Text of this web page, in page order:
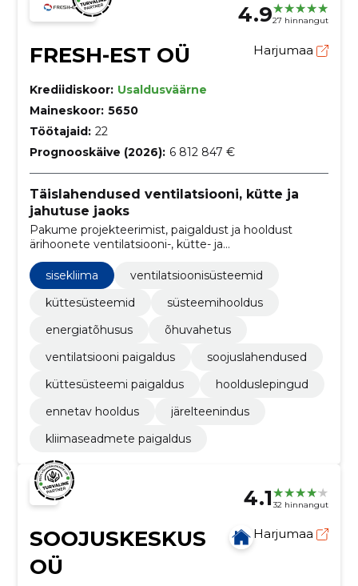
4.927 hinnangut
FRESH-EST OÜ Harjumaa
Krediidiskoor: Usaldusväärne
Maineskoor: 5650
Töötajaid: 22
Prognooskäive (2026): 6 812 847 €
Täislahendused ventilatsiooni, kütte ja
jahutuse jaoks
Pakume projekteerimist, paigaldust ja hooldust
ärihoonete ventilatsiooni-, kütte- ja
jahutussüsteemidele. Võtmetega projektitugi ja
regulaarne hooldus tagavad töökindluse ning
vastavuse nõuetele.
sisekliima
ventilatsioonisüsteemid
küttesüsteemid
süsteemihooldus
energiatõhusus
õhuvahetus
ventilatsiooni paigaldus
soojuslahendused
küttesüsteemi paigaldus
hoolduslepingud
ennetav hooldus
järelteenindus
kliimaseadmete paigaldus
4.1 32 hinnangut
SOOJUSKESKUS
OÜ
Harjumaa